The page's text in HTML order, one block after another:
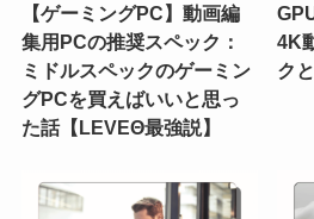
【ゲーミングPC】動画編
集用PCの推奨スペック：
ミドルスペックのゲーミン
グPCを買えばいいと思っ
た話【LEVEΘ最強説】
4K
ク